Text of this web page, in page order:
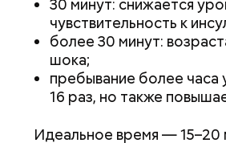
30 минут: снижается
чувствительность к
более 30 минут:
шока;
пребывание более часа
16 раз, но также
Идеальное время —
Как поменять
не получить